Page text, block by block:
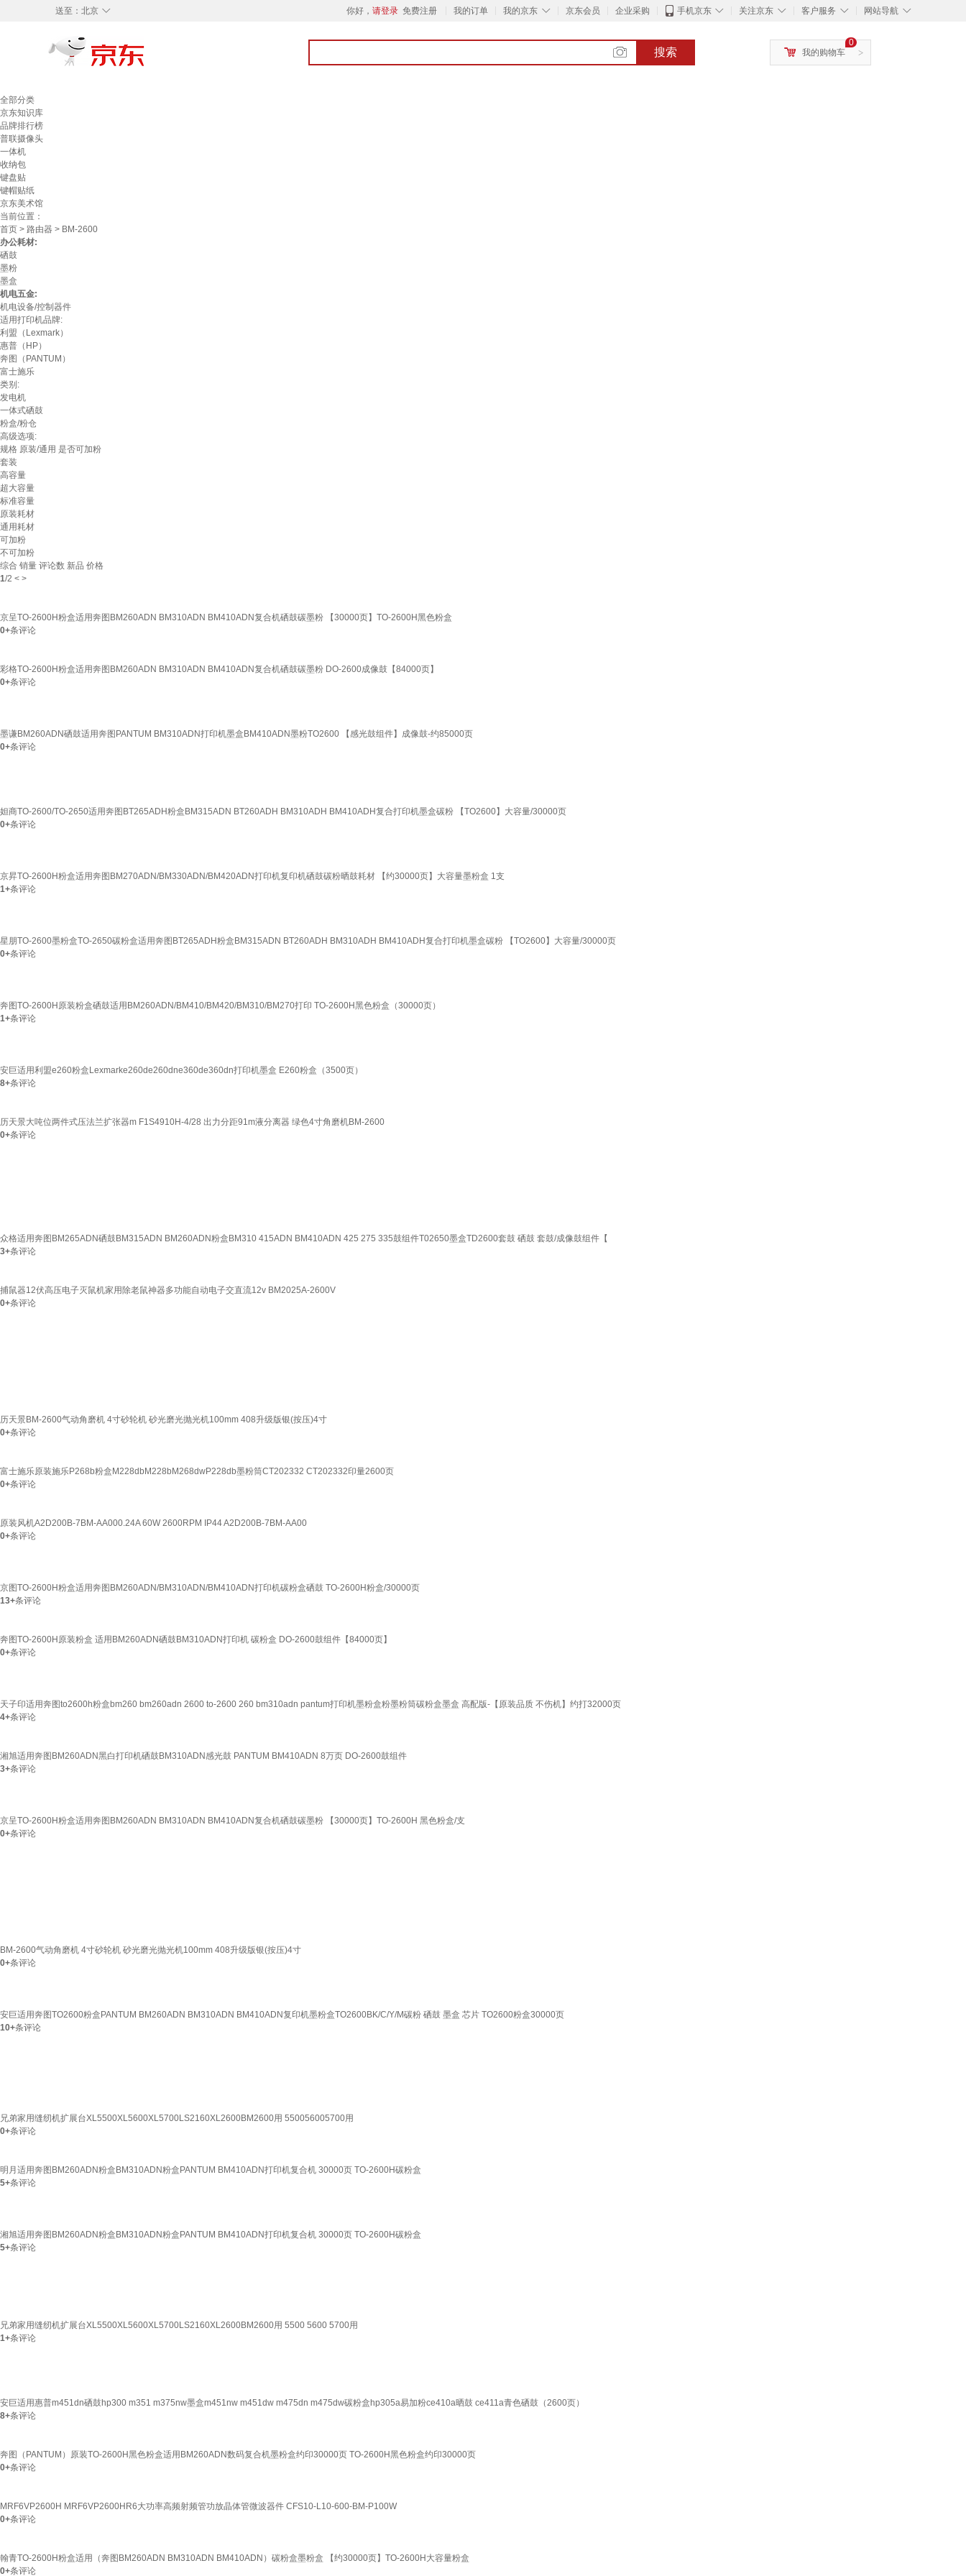
◇
送至： 北京 你好， 请登录 免费注册 我的订单 ◇
我的京东 京东会员 企业采购 ◇
手机京东 ◇
关注京东 ◇
客户服务 ◇
网站导航
搜索 >
0
我的购物车
全部分类
京东知识库
品牌排行榜
普联摄像头
一体机
收纳包
键盘贴
键帽贴纸
京东美术馆
当前位置：
首页 > 路由器 > BM-2600
办公耗材:
硒鼓
墨粉
墨盒
机电五金:
机电设备/控制器件
适用打印机品牌:
利盟（Lexmark）
惠普（HP）
奔图（PANTUM）
富士施乐
类别:
发电机
一体式硒鼓
粉盒/粉仓
高级选项:
规格 原装/通用 是否可加粉
套装
高容量
超大容量
标准容量
原装耗材
通用耗材
可加粉
不可加粉
综合 销量 评论数 新品 价格
1/2 < >
京呈TO-2600H粉盒适用奔图BM260ADN BM310ADN BM410ADN复合机硒鼓碳墨粉 【30000页】TO-2600H黑色粉盒
0+条评论
彩格TO-2600H粉盒适用奔图BM260ADN BM310ADN BM410ADN复合机硒鼓碳墨粉 DO-2600成像鼓【84000页】
0+条评论
墨谦BM260ADN硒鼓适用奔图PANTUM BM310ADN打印机墨盒BM410ADN墨粉TO2600 【感光鼓组件】成像鼓-约85000页
0+条评论
妲商TO-2600/TO-2650适用奔图BT265ADH粉盒BM315ADN BT260ADH BM310ADH BM410ADH复合打印机墨盒碳粉 【TO2600】大容量/30000页
0+条评论
京昇TO-2600H粉盒适用奔图BM270ADN/BM330ADN/BM420ADN打印机复印机硒鼓碳粉晒鼓耗材 【约30000页】大容量墨粉盒 1支
1+条评论
星朋TO-2600墨粉盒TO-2650碳粉盒适用奔图BT265ADH粉盒BM315ADN BT260ADH BM310ADH BM410ADH复合打印机墨盒碳粉 【TO2600】大容量/30000页
0+条评论
奔图TO-2600H原装粉盒硒鼓适用BM260ADN/BM410/BM420/BM310/BM270打印 TO-2600H黑色粉盒（30000页）
1+条评论
安巨适用利盟e260粉盒Lexmarke260de260dne360de360dn打印机墨盒 E260粉盒（3500页）
8+条评论
历天景大吨位两件式压法兰扩张器m F1S4910H-4/28 出力分距91m液分离器 绿色4寸角磨机BM-2600
0+条评论
众格适用奔图BM265ADN硒鼓BM315ADN BM260ADN粉盒BM310 415ADN BM410ADN 425 275 335鼓组件T02650墨盒TD2600套鼓 硒鼓 套鼓/成像鼓组件【
3+条评论
捕鼠器12伏高压电子灭鼠机家用除老鼠神器多功能自动电子交直流12v BM2025A-2600V
0+条评论
历天景BM-2600气动角磨机 4寸砂轮机 砂光磨光抛光机100mm 408升级版银(按压)4寸
0+条评论
富士施乐原装施乐P268b粉盒M228dbM228bM268dwP228db墨粉筒CT202332 CT202332印量2600页
0+条评论
原装风机A2D200B-7BM-AA000.24A 60W 2600RPM IP44 A2D200B-7BM-AA00
0+条评论
京图TO-2600H粉盒适用奔图BM260ADN/BM310ADN/BM410ADN打印机碳粉盒硒鼓 TO-2600H粉盒/30000页
13+条评论
奔图TO-2600H原装粉盒 适用BM260ADN硒鼓BM310ADN打印机 碳粉盒 DO-2600鼓组件【84000页】
0+条评论
天子印适用奔图to2600h粉盒bm260 bm260adn 2600 to-2600 260 bm310adn pantum打印机墨粉盒粉墨粉筒碳粉盒墨盒 高配版-【原装品质 不伤机】约打32000页
4+条评论
湘旭适用奔图BM260ADN黑白打印机硒鼓BM310ADN感光鼓 PANTUM BM410ADN 8万页 DO-2600鼓组件
3+条评论
京呈TO-2600H粉盒适用奔图BM260ADN BM310ADN BM410ADN复合机硒鼓碳墨粉 【30000页】TO-2600H 黑色粉盒/支
0+条评论
BM-2600气动角磨机 4寸砂轮机 砂光磨光抛光机100mm 408升级版银(按压)4寸
0+条评论
安巨适用奔图TO2600粉盒PANTUM BM260ADN BM310ADN BM410ADN复印机墨粉盒TO2600BK/C/Y/M碳粉 硒鼓 墨盒 芯片 TO2600粉盒30000页
10+条评论
兄弟家用缝纫机扩展台XL5500XL5600XL5700LS2160XL2600BM2600用 550056005700用
0+条评论
明月适用奔图BM260ADN粉盒BM310ADN粉盒PANTUM BM410ADN打印机复合机 30000页 TO-2600H碳粉盒
5+条评论
湘旭适用奔图BM260ADN粉盒BM310ADN粉盒PANTUM BM410ADN打印机复合机 30000页 TO-2600H碳粉盒
5+条评论
兄弟家用缝纫机扩展台XL5500XL5600XL5700LS2160XL2600BM2600用 5500 5600 5700用
1+条评论
安巨适用惠普m451dn硒鼓hp300 m351 m375nw墨盒m451nw m451dw m475dn m475dw碳粉盒hp305a易加粉ce410a晒鼓 ce411a青色硒鼓（2600页）
8+条评论
奔图（PANTUM）原装TO-2600H黑色粉盒适用BM260ADN数码复合机墨粉盒约印30000页 TO-2600H黑色粉盒约印30000页
0+条评论
MRF6VP2600H MRF6VP2600HR6大功率高频射频管功放晶体管微波器件 CFS10-L10-600-BM-P100W
0+条评论
翰青TO-2600H粉盒适用（奔图BM260ADN BM310ADN BM410ADN）碳粉盒墨粉盒 【约30000页】TO-2600H大容量粉盒
0+条评论